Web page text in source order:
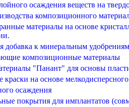
осаждения веществ на
композиционного
материалы на основе
добавка к минеральным
композиционные материалы
"Панант" для основы
краски на основе
осаждения
покрытия для имплантатов